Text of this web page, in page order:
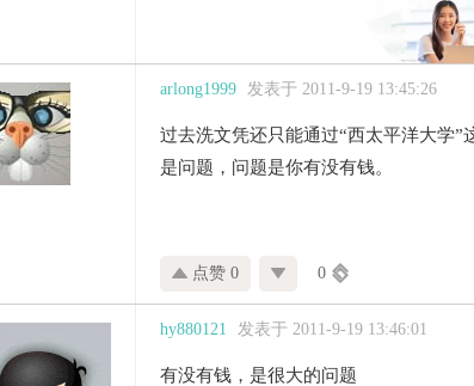
arlong1999 发表于 2011-9-19 13:45:26
过去洗文凭还只能通过“西太平洋大学
是问题，问题是你有没有钱。
点赞 0 0
hy880121 发表于 2011-9-19 13:46:01
有没有钱，是很大的问题